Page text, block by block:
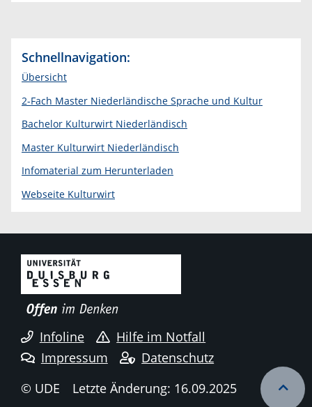
Schnellnavigation:
Übersicht
2-Fach Master Niederländische Sprache und Kultur
Bachelor Kulturwirt Niederländisch
Master Kulturwirt Niederländisch
Infomaterial zum Herunterladen
Webseite Kulturwirt
Infoline
Hilfe im Notfall
Impressum
Datenschutz
© UDE
Letzte Änderung: 16.09.2025